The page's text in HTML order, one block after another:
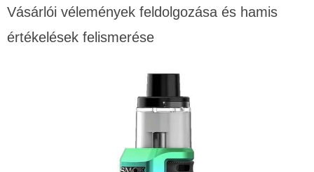
Vásárlói vélemények feldolgozása és hamis
értékelések felismerése